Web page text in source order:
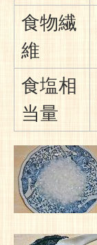
食物繊
維
食塩相
当量